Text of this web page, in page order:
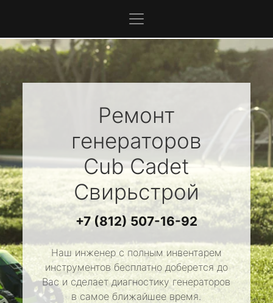
Ремонт
генераторов
Cub Cadet
Свирьстрой
+7 (812) 507-16-92
Наш инженер с полным инвентарем
инструментов бесплатно доберется до
Вас и сделает диагностику генераторов
в самое ближайшее время.